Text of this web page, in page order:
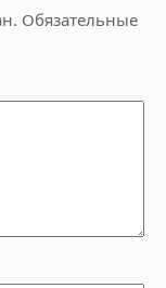
Обязательные